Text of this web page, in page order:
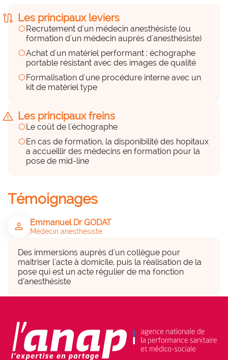
route Les principaux leviers
hexagonRecrutement d'un médecin anesthésiste (ou
formation d'un médecin auprès d'anesthésiste)
hexagonAchat d'un matériel performant : échographe
portable résistant avec des images de qualité
hexagonFormalisation d'une procédure interne avec un
kit de matériel type
warning Les principaux freins
hexagonLe coût de l'échographe
hexagonEn cas de formation, la disponibilité des hopitaux
a accueillir des médecins en formation pour la
pose de mid-line
Témoignages
person Emmanuel Dr GODAT
Médecin anesthésiste
Des immersions auprès d'un collègue pour
maîtriser l'acte à domicile, puis la réalisation de la
pose qui est un acte régulier de ma fonction
d’anesthésiste
a considérer
un médecin ayant un attrait et formé pour la
réalisation d'un acte médical de pointe
Des compétences externes
(prestations externes)
Peu
Des équipements, du matériel
externes)
hexagon_r0
Parties prenantes associées
group